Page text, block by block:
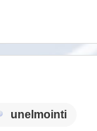
unelmointi